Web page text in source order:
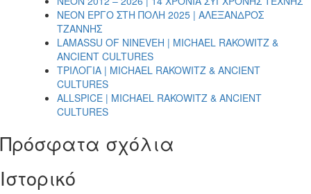
NEON ΕΡΓΟ ΣΤΗ ΠΟΛΗ 2025 | ΑΛΕΞΑΝΔΡΟΣ
ΤΖΑΝΝΗΣ
LAMASSU OF NINEVEH | MICHAEL RAKOWITZ &
ANCIENT CULTURES
ΤΡΙΛΟΓΙΑ | MICHAEL RAKOWITZ & ANCIENT
CULTURES
ALLSPICE | MICHAEL RAKOWITZ & ANCIENT
CULTURES
Πρόσφατα σχόλια
Ιστορικό